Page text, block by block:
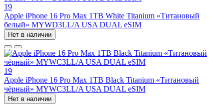
19
Apple iPhone 16 Pro Max 1TB White Titanium «Титановый
белый» MYWD3LL/A USA DUAL eSIM
Нет в наличии
19
Apple iPhone 16 Pro Max 1TB Black Titanium «Титановый
чёрный» MYWC3LL/A USA DUAL eSIM
Нет в наличии